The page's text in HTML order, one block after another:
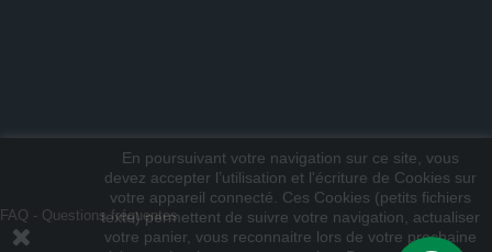
En poursuivant votre navigation sur ce site, vous
devez accepter l’utilisation et l'écriture de Cookies sur
votre appareil connecté. Ces Cookies (petits fichiers
texte) permettent de suivre votre navigation, actualiser
votre panier, vous reconnaitre lors de votre prochaine
FAQ - Questions fréquentes